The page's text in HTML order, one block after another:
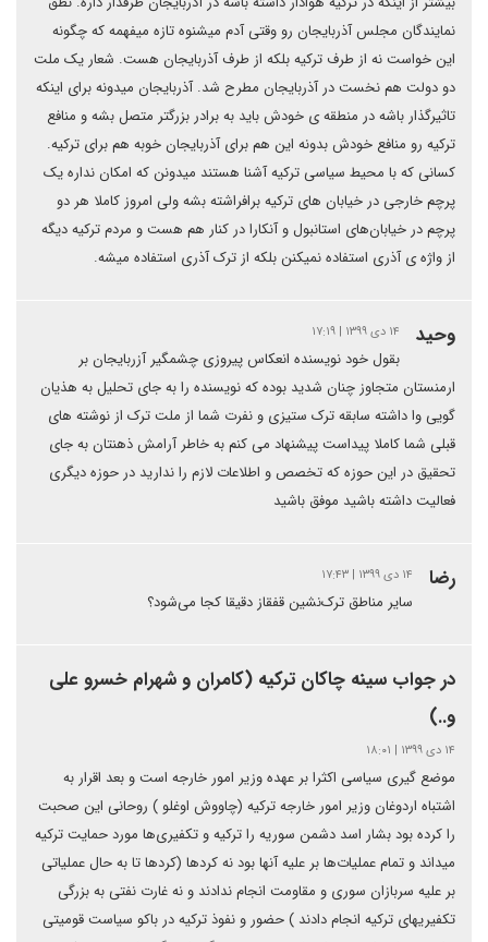
نمایندگان مجلس آذربایجان رو وقتی آدم میشنوه تازه میفهمه که چگونه
این خواست نه از طرف ترکیه بلکه از طرف آذربایجان هست. شعار یک ملت
دو دولت هم نخست در آذربایجان مطرح شد. آذربایجان میدونه برای اینکه
تاثیرگذار باشه در منطقه ی خودش باید به برادر بزرگتر متصل بشه و منافع
ترکیه رو منافع خودش بدونه این هم برای آذربایجان خوبه هم برای ترکیه.
کسانی که با محیط سیاسی ترکیه آشنا هستند میدونن که امکان نداره یک
پرچم خارجی در خیابان های ترکیه برافراشته بشه ولی امروز کاملا هر دو
پرچم در خیابان‌های استانبول و آنکارا در کنار هم هست و مردم ترکیه دیگه
از واژه ی آذری استفاده نمیکنن بلکه از ترک آذری استفاده میشه.
وحید ۱۴ دی ۱۳۹۹ | ۱۷:۱۹
بقول خود نویسنده انعکاس پیروزی چشمگیر آزربایجان بر
ارمنستان متجاوز چنان شدید بوده که نویسنده را به جای تحلیل به هذیان
گویی وا داشته سابقه ترک ستیزی و نفرت شما از ملت ترک از نوشته های
قبلی شما کاملا پیداست پیشنهاد می کنم به خاطر آرامش ذهنتان به جای
تحقیق در این حوزه که تخصص و اطلاعات لازم را ندارید در حوزه دیگری
فعالیت داشته باشید موفق باشید
رضا ۱۴ دی ۱۳۹۹ | ۱۷:۴۳
سایر مناطق ترک‌نشین قفقاز دقیقا کجا می‌شود؟
در جواب سینه چاکان ترکیه (کامران و شهرام خسرو علی
و..)
۱۴ دی ۱۳۹۹ | ۱۸:۰۱
موضع گیری سیاسی اکثرا بر عهده وزیر امور خارجه است و بعد اقرار به
اشتباه اردوغان وزیر امور خارجه ترکیه (چاووش اوغلو ) روحانی این صحبت
را کرده بود بشار اسد دشمن سوریه را ترکیه و تکفیری‌ها مورد حمایت ترکیه
میداند و تمام عملیات‌ها بر علیه آنها بود نه کردها (کردها تا به حال عملیاتی
بر علیه سربازان سوری و مقاومت انجام ندادند و نه غارت نفتی به بزرگی
تکفیریهای ترکیه انجام دادند ) حضور و نفوذ ترکیه در باکو سیاست قومیتی